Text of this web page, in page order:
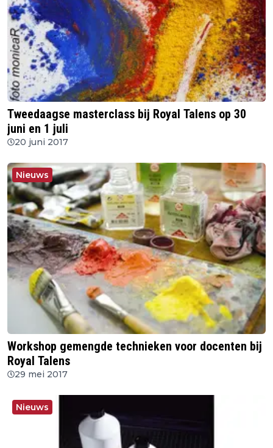
Tweedaagse masterclass bij Royal Talens op 30
juni en 1 juli
20 juni 2017
Nieuws
Workshop gemengde technieken voor docenten bij
Royal Talens
29 mei 2017
Nieuws